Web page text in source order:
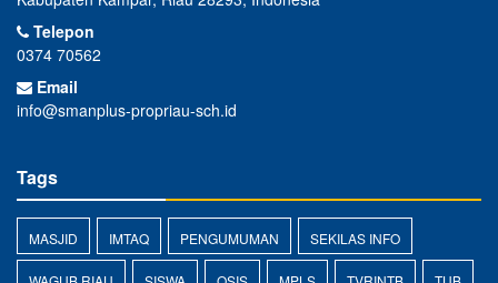
Tags
MASJID PENGUMUMAN
Ikuti Kami